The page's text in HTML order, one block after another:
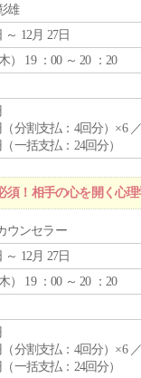
雄
～ 12月 27日
） 19 ：00 ～ 20 ：20
（分割支払：4回分）×6
（一括支払：24回分）
！相手の心を開く心理
ウンセラー
～ 12月 27日
） 19 ：00 ～ 20 ：20
（分割支払：4回分）×6
（一括支払：24回分）